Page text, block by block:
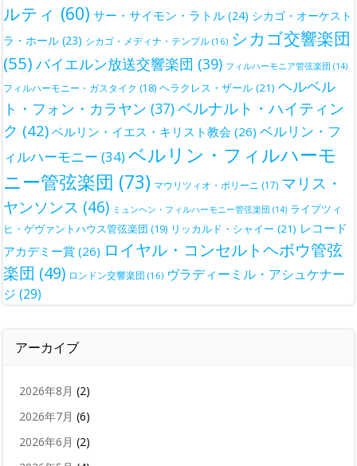
ルティ (60) サー・サイモン・ラトル (24) シカゴ・オーケスト
ラ・ホール (23) シカゴ・メディナ・テンプル (16) シカゴ交響楽団
(55) バイエルン放送交響楽団 (39) フィルハーモニア管弦楽団 (14)
フィルハーモニー・ガスタイク (18) ヘラクレス・ザール (21) ヘルベル
ト・フォン・カラヤン (37)ベルナルト・ハイティン
ク (42) ベルリン・イエス・キリスト教会 (26) ベルリン・フ
ィルハーモニー (34)ベルリン・フィルハーモ
ニー管弦楽団 (73) マウリツィオ・ポリーニ (17) マリス・
ヤンソンス (46) ミュンヘン・フィルハーモニー管弦楽団 (14) ライプツィ
ヒ・ゲヴァントハウス管弦楽団 (19) リッカルド・シャイー (21) レコード
アカデミー賞 (26) ロイヤル・コンセルトヘボウ管弦
楽団 (49) ロンドン交響楽団 (16) ヴラディーミル・アシュケナー
ジ (29)
アーカイブ
2026年8月 (2)
2026年7月 (6)
2026年6月 (2)